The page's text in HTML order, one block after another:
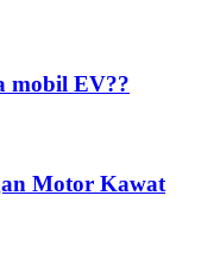
mobil EV??​​
Motor Kawat